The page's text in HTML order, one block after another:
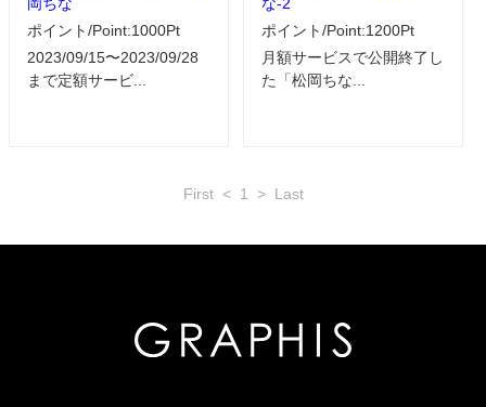
ポイント/Point:1000Pt
2023/09/15〜2023/09/28
まで定額サービ...
ポイント/Point:1200Pt
月額サービスで公開終了し
た「松岡ちな...
First < 1 > Last